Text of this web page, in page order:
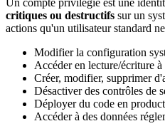
Un compte privilégié est une
critiques ou destructifs sur un
actions qu'un utilisateur standard
Modifier la configuration
Accéder en lecture/écriture à
Créer, modifier, supprimer
Désactiver des contrôles de
Déployer du code en
Accéder à des données